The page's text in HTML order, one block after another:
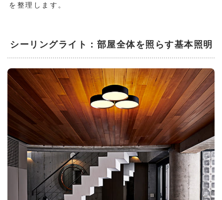
を整理します。
シーリングライト：部屋全体を照らす基本照明